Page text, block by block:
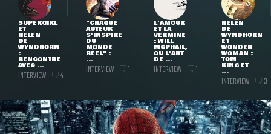
SUPERGIRL
ET
HELEN
DE
WYNDHORN
:
RENCONTRE
AVEC ...
INTERVIEW 4
"CHAQUE
AUTEUR
S'INSPIRE
DU
MONDE
RÉEL" :
...
INTERVIEW 1
L'AMOUR
ET LA
VERMINE
: WILL
MCPHAIL,
OU L'ART
DE ...
INTERVIEW 1
HELEN
DE
WYNDHORN
ET
WONDER
WOMAN :
TOM
KING ET
...
INTERVIEW 3